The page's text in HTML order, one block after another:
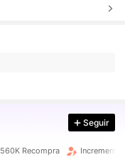
Seguir
560K Recompra Incremento